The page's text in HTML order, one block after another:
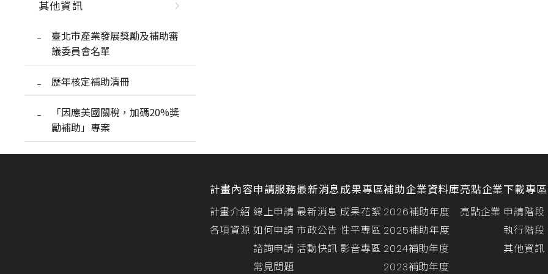
其他資訊
臺北市產業發展獎勵及補助審
議委員會名單
歷年核定補助清冊
「因應美國關稅，加碼20%獎
勵補助」專案
計畫內容
計畫介紹
各項資源
申請服務
線上申請
如何申請
諮詢申請
常見問題
最新消息
最新消息
市政公告
活動快訊
成果專區
成果花絮
性平專區
影音專區
補助企業資料庫
2026補助年度
2025補助年度
2024補助年度
2023補助年度
亮點企業
亮點企業
下載專區
申請階段
執行階段
其他資訊